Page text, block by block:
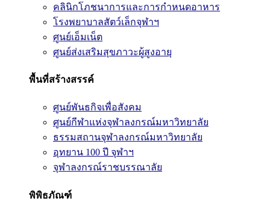
คลินิกโภชนาการและการกำหนดอาหาร
โรงพยาบาลสัตว์เล็กจุฬาฯ
ศูนย์เอ็มเน็ต
ศูนย์ส่งเสริมสุขภาวะผู้สูงอายุ
พื้นที่สร้างสรรค์
ศูนย์พันธกิจเพื่อสังคม
ศูนย์กีฬาแห่งจุฬาลงกรณ์มหาวิทยาลัย
ธรรมสถานจุฬาลงกรณ์มหาวิทยาลัย
อุทยาน 100 ปี จุฬาฯ
จุฬาลงกรณ์ราชบรรณาลัย
พิพิธภัณฑ์